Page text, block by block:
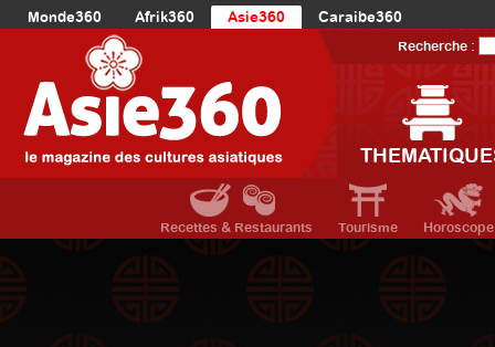
Monde360 Afrik360 Asie360
Caraibe360
Europe360
AmériqueDuNord360
Océanie360
Recherche :
Recettes & Restaurants Tourisme Horoscope